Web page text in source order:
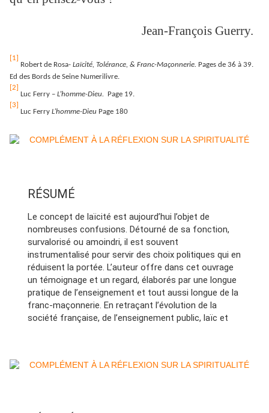
Jean-François Guerry.
[1]
Robert de Rosa- Laïcité, Tolérance, & Franc-Maçonnerie. Pages de 36 à 39.
Ed des Bords de Seine Numerilivre.
[2]
Luc Ferry – L’homme-Dieu.
Page 19.
[3]
Luc Ferry L’homme-Dieu Page 180
RÉSUMÉ
Le concept de laïcité est aujourd’hui l’objet de
nombreuses confusions. Détourné de sa fonction,
survalorisé ou amoindri, il est souvent
instrumentalisé pour servir des choix politiques qui en
réduisent la portée. L’auteur offre dans cet ouvrage
un témoignage et un regard, élaborés par une longue
pratique de l’enseignement et tout aussi longue de la
franc-maçonnerie. En retraçant l’évolution de la
société française, de l’enseignement public, laïc et
confrontent. Pour l’auteur, si la laïcité n’est pas une